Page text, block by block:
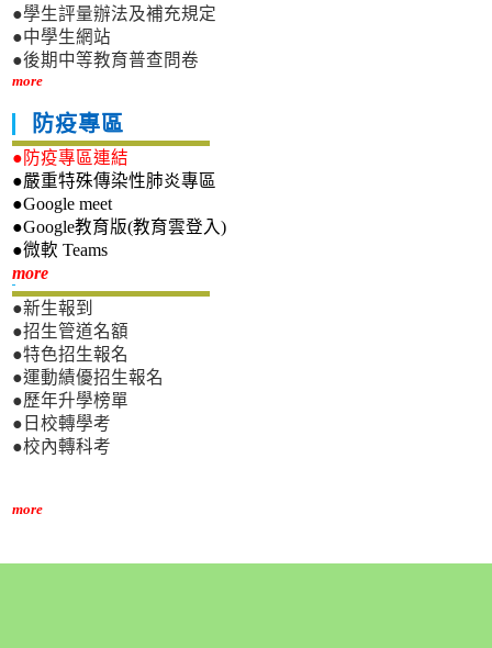
●學生評量辦法及補充規定
●中學生網站
●後期中等教育普查問卷
more
防疫專區
●防疫專區連結
●嚴重特殊傳染性肺炎專區
●Google meet
●Google教育版(教育雲登入)
●微軟 Teams
more新生專區
●新生報到
●招生管道名額
●特色招生報名
●運動績優招生報名
●歷年升學榜單
●日校轉學考
●校內轉科考
more